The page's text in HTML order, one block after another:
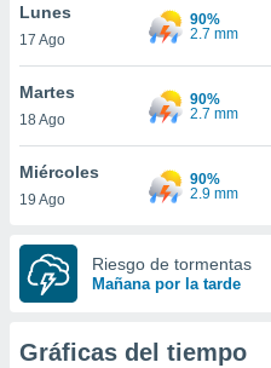
únicos
similares
como
IP
de
traten tus
en
a lo que
Para
Lunes
17 Ago
90%
2.7 mm
Martes
18 Ago
90%
2.7 mm
Miércoles
19 Ago
90%
2.9 mm
Riesgo de tormentas
Mañana por la tarde
Gráficas del tiempo